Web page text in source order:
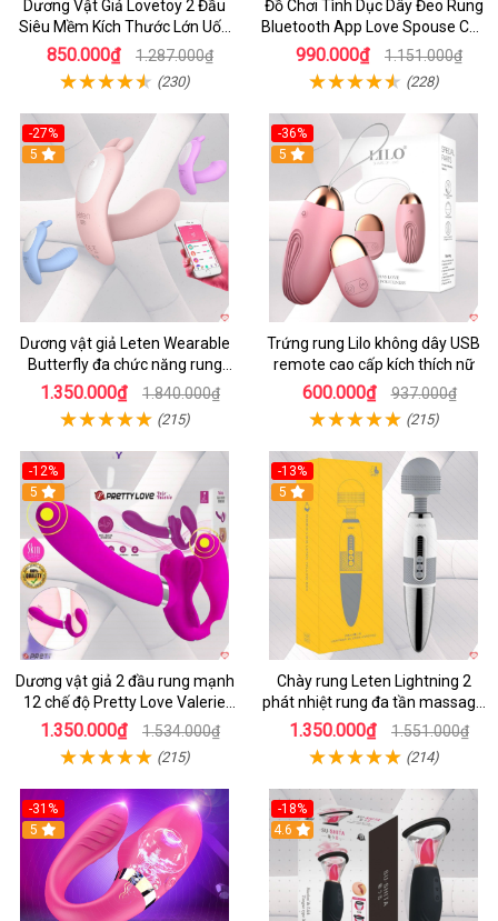
Dương Vật Giả Lovetoy 2 Đầu
Siêu Mềm Kích Thước Lớn Uốn
Cong
850.000₫ 1.287.000₫
(230)
Đồ Chơi Tình Dục Dây Đeo Rung
Bluetooth App Love Spouse Cho
Les
990.000₫ 1.151.000₫
(228)
-27%
5
Dương vật giả Leten Wearable
Butterfly đa chức năng rung
mạnh điều khiển app bluetooth
1.350.000₫ 1.840.000₫
(215)
-36%
5
Trứng rung Lilo không dây USB
remote cao cấp kích thích nữ
600.000₫ 937.000₫
(215)
-12%
5
Dương vật giả 2 đầu rung mạnh
12 chế độ Pretty Love Valerie
mua ngay
1.350.000₫ 1.534.000₫
(215)
-13%
5
Chày rung Leten Lightning 2
phát nhiệt rung đa tần massage
toàn thân kích thích
1.350.000₫ 1.551.000₫
(214)
-31%
5
-18%
4.6